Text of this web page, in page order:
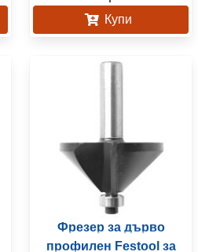
Купи
Фрезер за дърво
профилен Festool за